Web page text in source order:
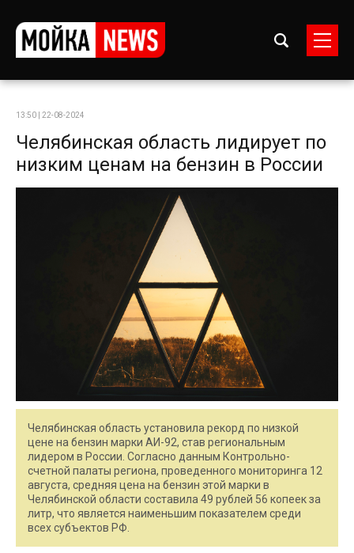
13:50 | 22-08-2024
Челябинская область лидирует по
низким ценам на бензин в России
Челябинская область установила рекорд по низкой
цене на бензин марки АИ-92, став региональным
лидером в России. Согласно данным Контрольно-
счетной палаты региона, проведенного мониторинга 12
августа, средняя цена на бензин этой марки в
Челябинской области составила 49 рублей 56 копеек за
литр, что является наименьшим показателем среди
всех субъектов РФ.